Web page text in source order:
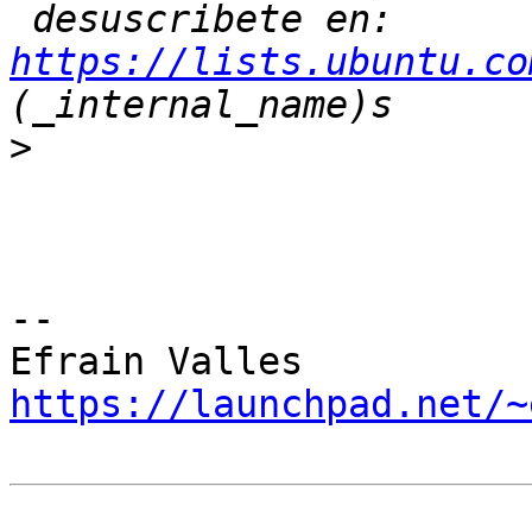
https://
>
--
https://launchpad.net/